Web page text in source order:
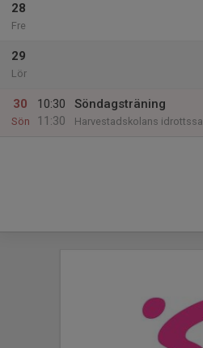
28
Fre
29
Lör
30
Sön
10:30
11:30
Söndagsträning
Harvestadskolans idrottssal